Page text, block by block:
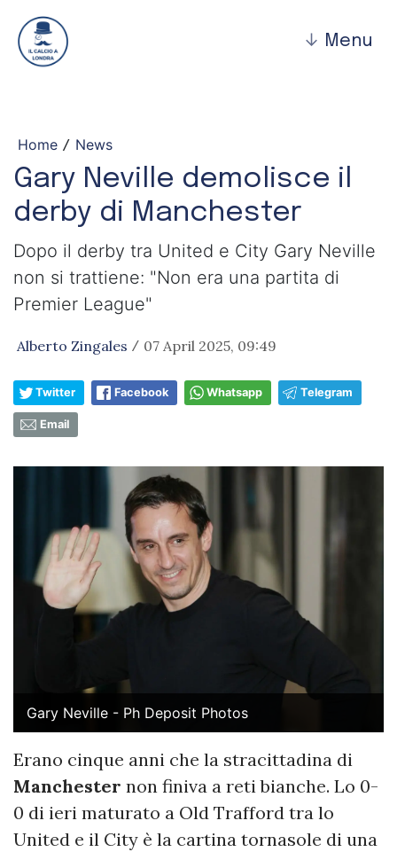
↓ Menu
Home / News
Gary Neville demolisce il
derby di Manchester
Dopo il derby tra United e City Gary Neville
non si trattiene: "Non era una partita di
Premier League"
Alberto Zingales / 07 April 2025, 09:49
Twitter Facebook Whatsapp Telegram
Email
Gary Neville - Ph Deposit Photos
Erano cinque anni che la stracittadina di
Manchester non finiva a reti bianche. Lo 0-
0 di ieri maturato a Old Trafford tra lo
United e il City è la cartina tornasole di una